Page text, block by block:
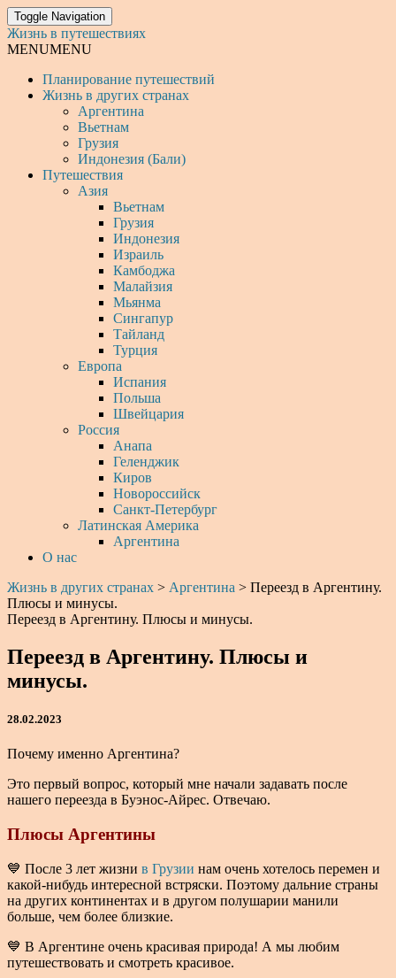
Toggle Navigation
Жизнь в путешествиях
MENUMENU
Планирование путешествий
Жизнь в других странах
Аргентина
Вьетнам
Грузия
Индонезия (Бали)
Путешествия
Азия
Вьетнам
Грузия
Индонезия
Израиль
Камбоджа
Малайзия
Мьянма
Сингапур
Тайланд
Турция
Европа
Испания
Польша
Швейцария
Россия
Анапа
Геленджик
Киров
Новороссийск
Санкт-Петербург
Латинская Америка
Аргентина
О нас
Жизнь в других странах > Аргентина > Переезд в Аргентину.
Плюсы и минусы.
Переезд в Аргентину. Плюсы и минусы.
Переезд в Аргентину. Плюсы и
минусы.
28.02.2023
Почему именно Аргентина?
Это первый вопрос, который мне начали задавать после
нашего переезда в Буэнос-Айрес. Отвечаю.
Плюсы Аргентины
💙 После 3 лет жизни в Грузии нам очень хотелось перемен и
какой-нибудь интересной встряски. Поэтому дальние страны
на других континентах и в другом полушарии манили
больше, чем более близкие.
💙 В Аргентине очень красивая природа! А мы любим
путешествовать и смотреть красивое.